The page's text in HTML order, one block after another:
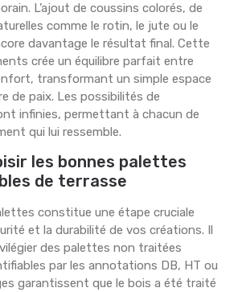
L’ajout de coussins colorés, de
comme le rotin, le jute ou le
davantage le résultat final. Cette
crée un équilibre parfait entre
transformant un simple espace
de paix. Les possibilités de
infinies, permettant à chacun de
qui lui ressemble.
les bonnes palettes
de terrasse
constitue une étape cruciale
et la durabilité de vos créations. Il
des palettes non traitées
par les annotations DB, HT ou
garantissent que le bois a été traité